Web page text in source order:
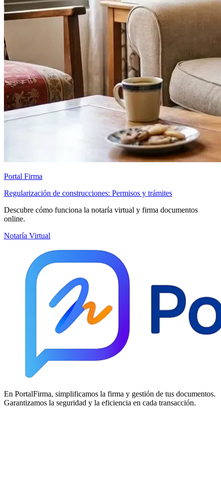
Portal Firma
Regularización de construcciones: Permisos y trámites
Descubre cómo funciona la notaría virtual y firma documentos
online.
Notaría Virtual
En PortalFirma, simplificamos la firma y gestión de tus documentos.
Garantizamos la seguridad y la eficiencia en cada transacción.